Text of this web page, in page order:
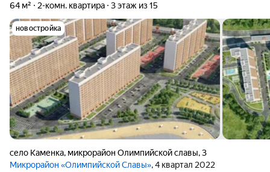
64 м² 2-комн. квартира 3 этаж из 15
новостройка
село Каменка, микрорайон Олимпийской славы,3
Микрорайон «Олимпийской Славы», 4 квартал 2022